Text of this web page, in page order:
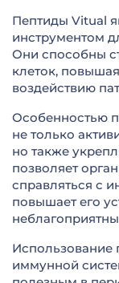
Пептиды Vitual
инструментом
Они способны
клеток,
воздействию
Особенностью
не только
но также
позволяет
справляться с
повышает его
Использование
иммунной